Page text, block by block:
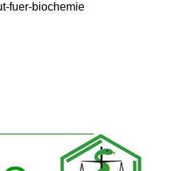
fuer-biochemie